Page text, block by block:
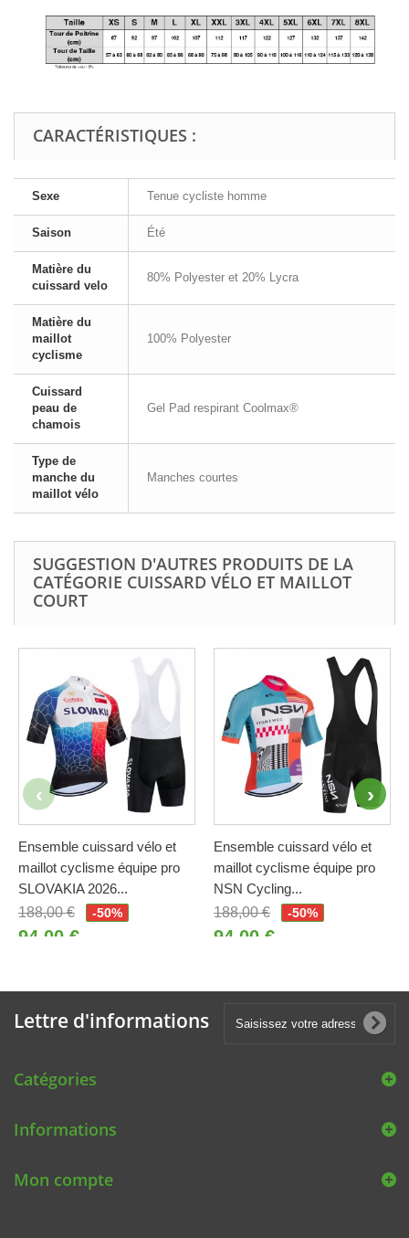
CARACTÉRISTIQUES :
Sexe Tenue cycliste homme
Saison Été
Matière du
cuissard velo
80% Polyester et 20% Lycra
Matière du
maillot
cyclisme
100% Polyester
Cuissard
peau de
chamois
Gel Pad respirant Coolmax®
Type de
manche du
maillot vélo
Manches courtes
SUGGESTION D'AUTRES PRODUITS DE LA
CATÉGORIE CUISSARD VÉLO ET MAILLOT
COURT
Ensemble cuissard vélo et
maillot cyclisme équipe pro
SLOVAKIA 2026...
188,00 €
-50%
94,00 €
Ensemble cuissard vélo et
maillot cyclisme équipe pro
NSN Cycling...
188,00 €
-50%
94,00 €
Lettre d'informations
Catégories
Informations
Mon compte